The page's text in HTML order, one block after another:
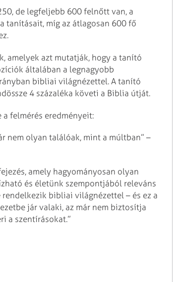
de legfeljebb 600 felnőtt van, a
tanításait, míg az átlagosan 600 fő
amelyek azt mutatják, hogy a tanító
általában a legnagyobb
bibliai világnézettel. A tanító
4 százaléka követi a Biblia útját.
felmérés eredményeit:
nem olyan találóak, mint a múltban” –
amely hagyományosan olyan
és életünk szempontjából releváns
bibliai világnézettel – és ez a
jár valaki, az már nem biztosítja
a szentírásokat.”